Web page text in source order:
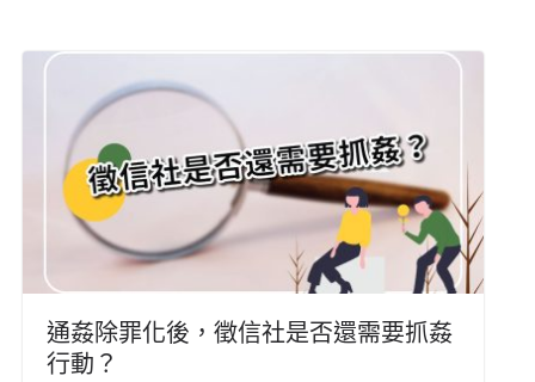
通姦除罪化後，徵信社是否還需要抓姦
行動？